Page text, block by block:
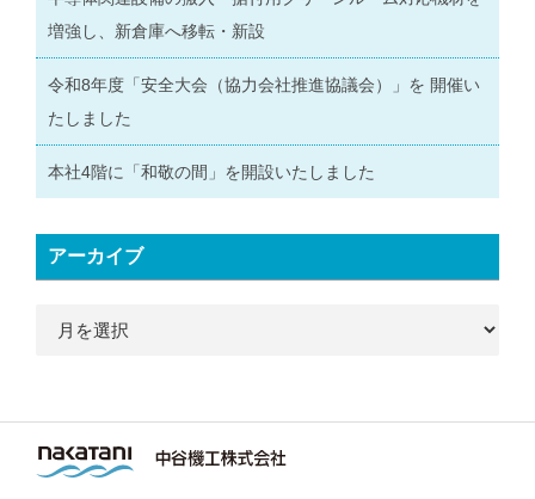
増強し、新倉庫へ移転・新設
令和8年度「安全大会（協力会社推進協議会）」を 開催い
たしました
本社4階に「和敬の間」を開設いたしました
アーカイブ